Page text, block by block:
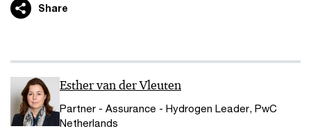
Share
Esther van der Vleuten
Partner - Assurance - Hydrogen Leader, PwC
Netherlands